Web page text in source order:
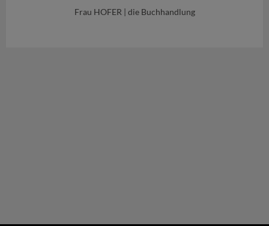
Frau HOFER | die Buchhandlung